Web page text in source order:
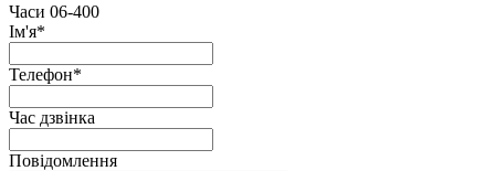
Часи 06-400
Ім'я*
Телефон*
Час дзвінка
Повідомлення